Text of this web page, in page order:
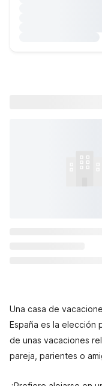
Una casa de
España es la elección
de unas vacaciones
pareja, parientes o